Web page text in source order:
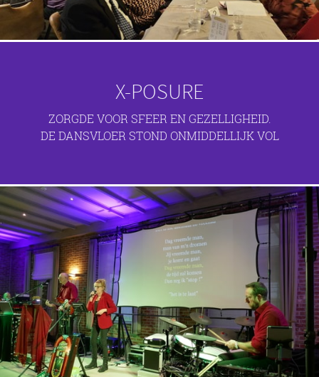
X-POSURE
ZORGDE VOOR SFEER EN GEZELLIGHEID.
DE DANSVLOER STOND ONMIDDELLIJK VOL